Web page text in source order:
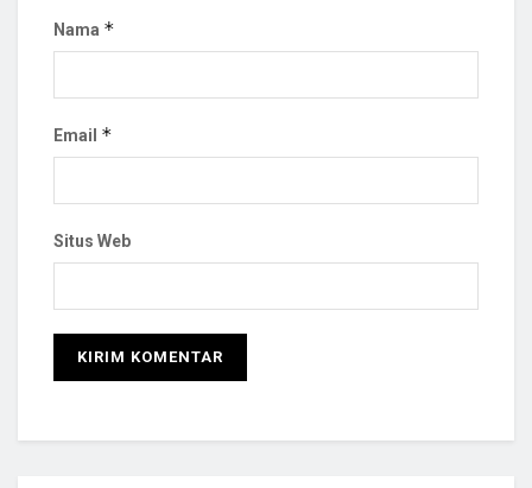
Nama *
Email *
Situs Web